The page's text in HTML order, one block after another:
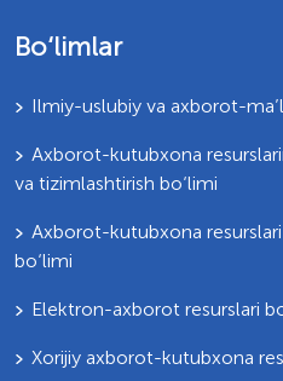
Bo‘limlar
Ilmiy-uslubiy va axborot-
Axborot-kutubxona
va tizimlashtirish bo‘limi
Axborot-kutubxona
bo‘limi
Elektron-axborot resurslari
Xorijiy axborot-kutubxona